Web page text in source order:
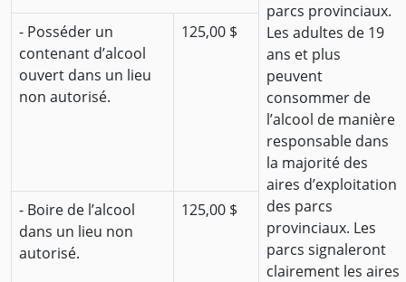
parcs provinciaux.
Les adultes de 19
ans et plus
peuvent
consommer de
l’alcool de manière
responsable dans
la majorité des
aires d’exploitation
des parcs
provinciaux. Les
parcs signaleront
clairement les aires
- Posséder un
contenant d’alcool
ouvert dans un lieu
non autorisé.
125,00 $
- Boire de l’alcool
dans un lieu non
autorisé.
125,00 $